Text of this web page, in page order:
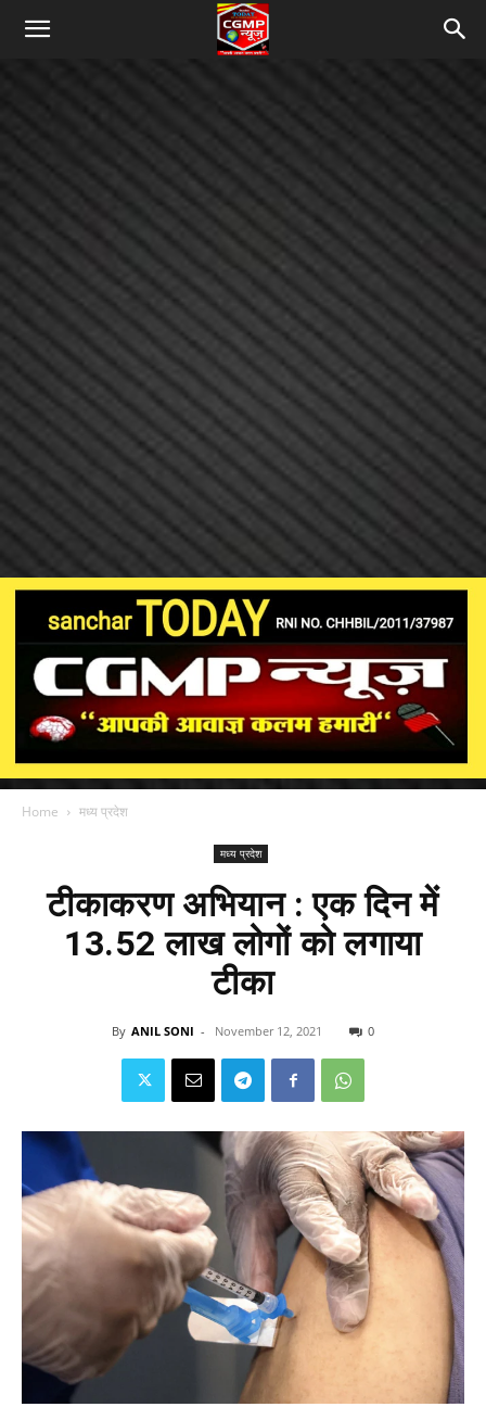
Home मध्य प्रदेश
मध्य प्रदेश
टीकाकरण अभियान : एक दिन में
13.52 लाख लोगों को लगाया
टीका
By ANIL SONI - November 12, 2021 0